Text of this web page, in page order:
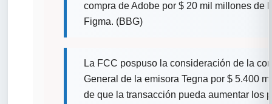
compra de Adobe por $ 20 mil millones de
Figma. (BBG)
La FCC pospuso la consideración de la
General de la emisora Tegna por $ 5.400
de que la transacción pueda aumentar los